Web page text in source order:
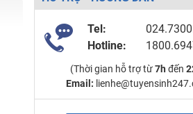
Tel:
Hotline:
(Thời gian hỗ trợ từ7h đến
Email: